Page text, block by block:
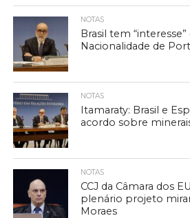
NOTAS
Brasil tem
Nacionalidade de
NOTAS
Itamaraty: Brasil e
acordo sobre
NOTAS
CCJ da Câmara dos
plenário projeto
Moraes